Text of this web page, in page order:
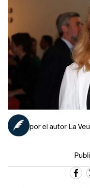
por el autor La